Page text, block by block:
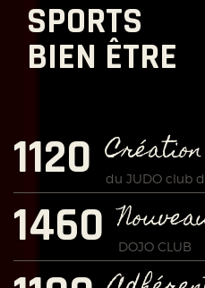
SPORTS
BIEN ÊTRE
1560 Création
du JUDO club
2007 DOJO CLUB